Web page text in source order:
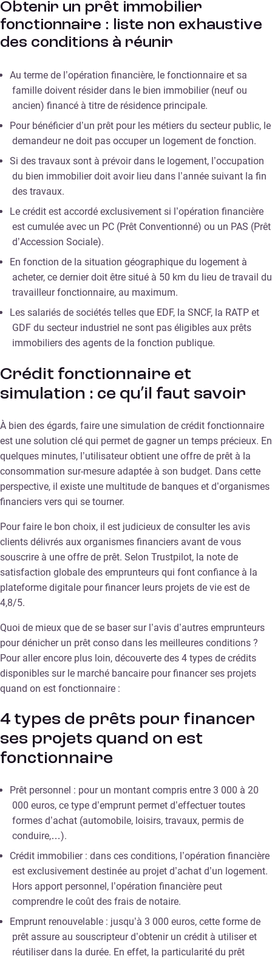
Obtenir un prêt immobilier
fonctionnaire : liste non exhaustive
des conditions à réunir
Au terme de l’opération financière, le fonctionnaire et sa
famille doivent résider dans le bien immobilier (neuf ou
ancien) financé à titre de résidence principale.
Pour bénéficier d’un prêt pour les métiers du secteur public, le
demandeur ne doit pas occuper un logement de fonction.
Si des travaux sont à prévoir dans le logement, l’occupation
du bien immobilier doit avoir lieu dans l’année suivant la fin
des travaux.
Le crédit est accordé exclusivement si l’opération financière
est cumulée avec un PC (Prêt Conventionné) ou un PAS (Prêt
d’Accession Sociale).
En fonction de la situation géographique du logement à
acheter, ce dernier doit être situé à 50 km du lieu de travail du
travailleur fonctionnaire, au maximum.
Les salariés de sociétés telles que EDF, la SNCF, la RATP et
GDF du secteur industriel ne sont pas éligibles aux prêts
immobiliers des agents de la fonction publique.
Crédit fonctionnaire et
simulation : ce qu’il faut savoir
À bien des égards, faire une simulation de crédit fonctionnaire
est une solution clé qui permet de gagner un temps précieux. En
quelques minutes, l’utilisateur obtient une offre de prêt à la
consommation sur-mesure adaptée à son budget. Dans cette
perspective, il existe une multitude de banques et d’organismes
financiers vers qui se tourner.
Pour faire le bon choix, il est judicieux de consulter les avis
clients délivrés aux organismes financiers avant de vous
souscrire à une offre de prêt. Selon Trustpilot, la note de
satisfaction globale des emprunteurs qui font confiance à la
plateforme digitale pour financer leurs projets de vie est de
4,8/5.
Quoi de mieux que de se baser sur l’avis d’autres emprunteurs
pour dénicher un prêt conso dans les meilleures conditions ?
Pour aller encore plus loin, découverte des 4 types de crédits
disponibles sur le marché bancaire pour financer ses projets
quand on est fonctionnaire :
4 types de prêts pour financer
ses projets quand on est
fonctionnaire
Prêt personnel : pour un montant compris entre 3 000 à 20
000 euros, ce type d’emprunt permet d’effectuer toutes
formes d’achat (automobile, loisirs, travaux, permis de
conduire,…).
Crédit immobilier : dans ces conditions, l’opération financière
est exclusivement destinée au projet d’achat d’un logement.
Hors apport personnel, l’opération financière peut
comprendre le coût des frais de notaire.
Emprunt renouvelable : jusqu’à 3 000 euros, cette forme de
prêt assure au souscripteur d’obtenir un crédit à utiliser et
réutiliser dans la durée. En effet, la particularité du prêt